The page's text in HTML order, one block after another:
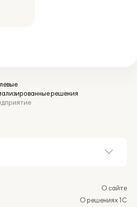
решения
О сайте
О решениях 1С